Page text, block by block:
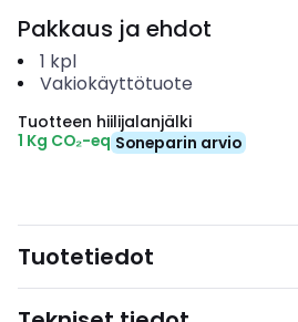
Pakkaus ja ehdot
1 kpl
Vakiokäyttötuote
Tuotteen hiilijalanjälki
1 Kg CO₂-eq Soneparin arvio
Tuotetiedot